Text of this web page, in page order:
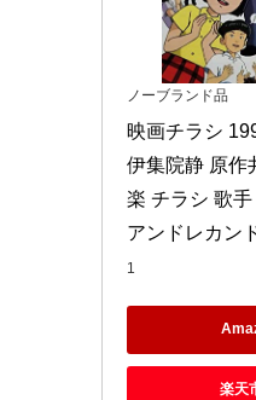
ノーブランド品
映画チラシ
伊集院静 原作
楽 チラシ 歌
アンドレカン
1
楽天